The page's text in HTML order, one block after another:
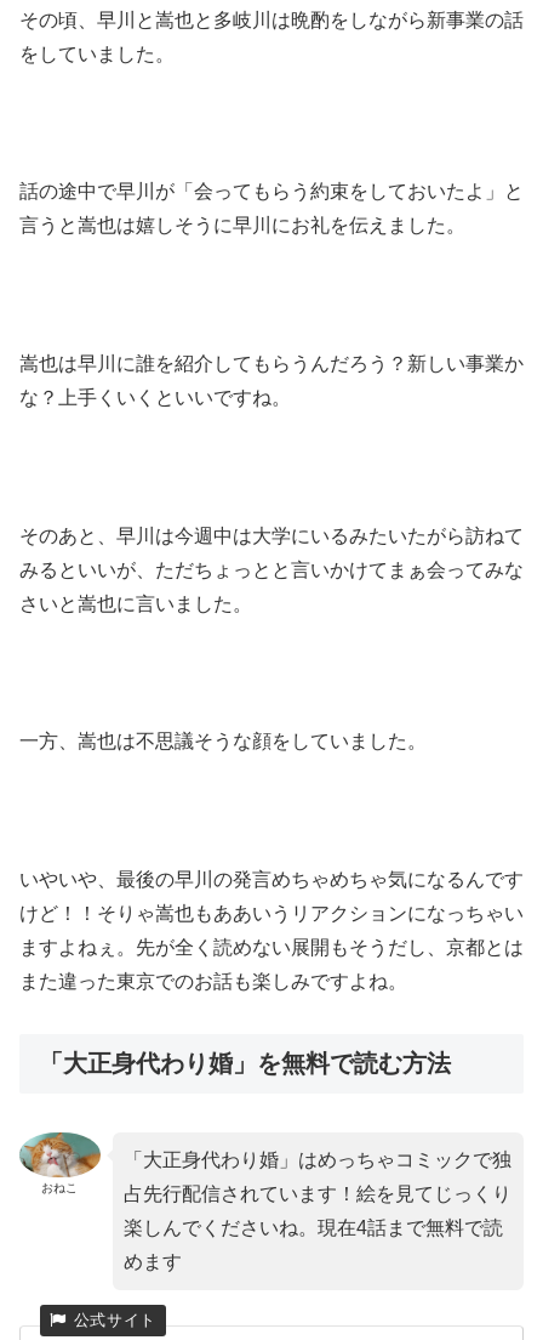
その頃、早川と嵩也と多岐川は晩酌をしながら新事業の話
をしていました。
話の途中で早川が「会ってもらう約束をしておいたよ」と
言うと嵩也は嬉しそうに早川にお礼を伝えました。
嵩也は早川に誰を紹介してもらうんだろう？新しい事業か
な？上手くいくといいですね。
そのあと、早川は今週中は大学にいるみたいたがら訪ねて
みるといいが、ただちょっとと言いかけてまぁ会ってみな
さいと嵩也に言いました。
一方、嵩也は不思議そうな顔をしていました。
いやいや、最後の早川の発言めちゃめちゃ気になるんです
けど！！そりゃ嵩也もああいうリアクションになっちゃい
ますよねぇ。先が全く読めない展開もそうだし、京都とは
また違った東京でのお話も楽しみですよね。
「大正身代わり婚」を無料で読む方法
おねこ
「大正身代わり婚」はめっちゃコミックで独
占先行配信されています！絵を見てじっくり
楽しんでくださいね。現在4話まで無料で読
めます